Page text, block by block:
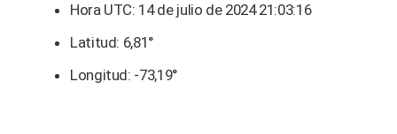
Hora UTC: 14 de julio de 2024 21:03:16
Latitud: 6,81°
Longitud: -73,19°